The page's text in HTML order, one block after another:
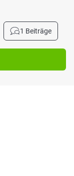
1 Beiträge